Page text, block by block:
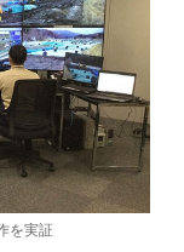
を実証